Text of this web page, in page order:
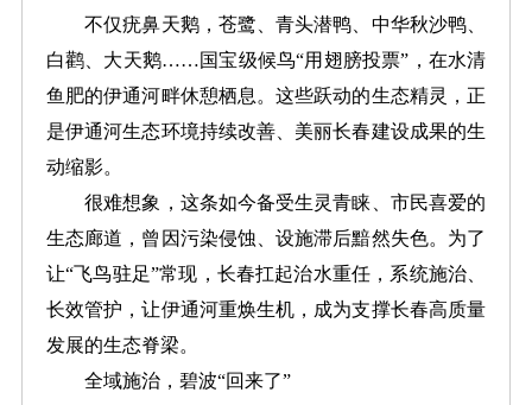
不仅疣鼻天鹅，苍鹭、青头潜鸭、中华秋沙鸭、
白鹳、大天鹅……国宝级候鸟“用翅膀投票”，在水清
鱼肥的伊通河畔休憩栖息。这些跃动的生态精灵，正
是伊通河生态环境持续改善、美丽长春建设成果的生
动缩影。
很难想象，这条如今备受生灵青睐、市民喜爱的
生态廊道，曾因污染侵蚀、设施滞后黯然失色。为了
让“飞鸟驻足”常现，长春扛起治水重任，系统施治、
长效管护，让伊通河重焕生机，成为支撑长春高质量
发展的生态脊梁。
全域施治，碧波“回来了”